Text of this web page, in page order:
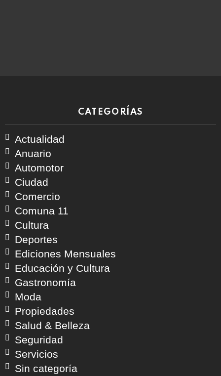
CATEGORÍAS
Actualidad
Anuario
Automotor
Ciudad
Comercio
Comuna 11
Cultura
Deportes
Ediciones Mensuales
Educación y Cultura
Gastronomía
Moda
Propiedades
Salud & Belleza
Seguridad
Servicios
Sin categoría